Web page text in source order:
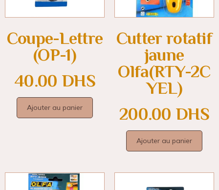
Coupe-Lettre
(OP-1)
40.00 DHS
Ajouter au panier
Cutter rotatif
jaune
Olfa(RTY-2C
YEL)
200.00 DHS
Ajouter au panier